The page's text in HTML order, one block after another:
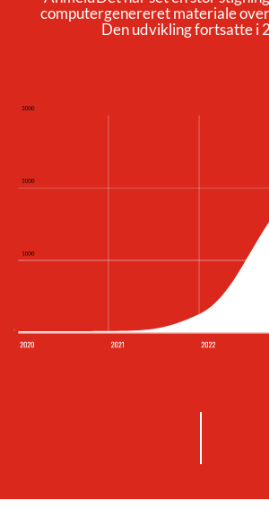
computergenereret materiale over
Den udvikling fortsatte i